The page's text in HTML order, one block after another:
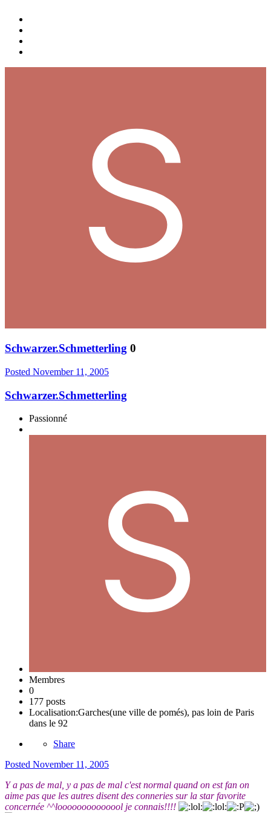
Schwarzer.Schmetterling 0
Posted November 11, 2005
Schwarzer.Schmetterling
Passionné
Membres
0
177 posts
Localisation:Garches(une ville de pomés), pas loin de Paris
dans le 92
Share
Posted November 11, 2005
Y a pas de mal, y a pas de mal c'est normal quand on est fan on
aime pas que les autres disent des conneries sur la star favorite
concernée ^^loooooooooooool je connais!!!!